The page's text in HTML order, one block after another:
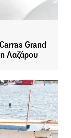
Grand
Λαζάρου